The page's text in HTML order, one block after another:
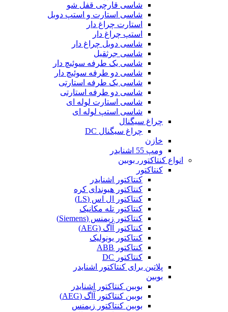
شاسی قارچی قفل شو
شاسی استارت و استپ دوبل
استارت چراغ دار
استپ چراغ دار
شاسی دوبل چراغ دار
شاسی جرثقیل
شاسی یک طرفه سوئیچ دار
شاسی دو طرفه سوئیچ دار
شاسی یک طرفه استارتی
شاسی دو طرفه استارتی
شاسی استارت لوله ای
شاسی استپ لوله ای
چراغ سیگنال
چراغ سیگنال DC
خازن
ومپ 55 اشنایدر
انواع کنتاکتور، بوبین
کنتاکتور
کنتاکتور اشنایدر
کنتاکتور هیوندای کره
کنتاکتور ال اس (LS)
کنتاکتور تله مکانیک
کنتاکتور زیمنس (Siemens)
کنتاکتور آاگ (AEG)
کنتاکتور یونولیک
کنتاکتور ABB
کنتاکتور DC
پلاتین برای کنتاکتور اشنایدر
بوبین
بوبین کنتاکتور اشنایدر
بوبین کنتاکتور آاگ (AEG)
بوبین کنتاکتور زیمنس